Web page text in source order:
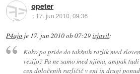
opeter
:: 17. jun 2010, 09:36
P4ajo je 17. jun 2010 ob 07:29izjavil:
Kako pa pride do takšnih razlik med
vezijo? Pa ne samo med njima, ampak
cen določenih različič v eni in drugi